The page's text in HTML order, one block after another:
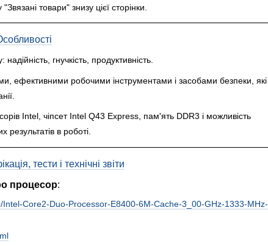
товари" знизу цієї сторінки.
гнучкість, продуктивність.
ефективними робочими інструментами і засобами безпеки, які
Intel, чіпсет Intel Q43 Express, пам'ять DDR3 і можливість
в роботі.
тести і технічні звіти
процесор:
Core2-Duo-Processor-E8400-6M-Cache-3_00-GHz-1333-MHz-